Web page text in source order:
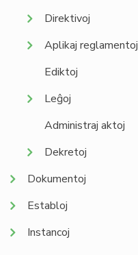
Direktivoj
Aplikaj reglamentoj
Ediktoj
Leĝoj
Administraj aktoj
Dekretoj
Dokumentoj
Establoj
Instancoj